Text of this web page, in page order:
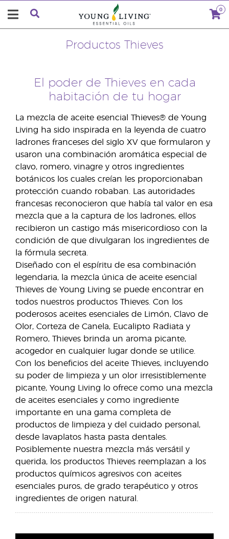
0
Productos Thieves
El poder de Thieves en cada
habitación de tu hogar
La mezcla de aceite esencial Thieves® de Young
Living ha sido inspirada en la leyenda de cuatro
ladrones franceses del siglo XV que formularon y
usaron una combinación aromática especial de
clavo, romero, vinagre y otros ingredientes
botánicos los cuales creían les proporcionaban
protección cuando robaban. Las autoridades
francesas reconocieron que había tal valor en esa
mezcla que a la captura de los ladrones, ellos
recibieron un castigo más misericordioso con la
condición de que divulgaran los ingredientes de
la fórmula secreta.
Diseñado con el espíritu de esa combinación
legendaria, la mezcla única de aceite esencial
Thieves de Young Living se puede encontrar en
todos nuestros productos Thieves. Con los
poderosos aceites esenciales de Limón, Clavo de
Olor, Corteza de Canela, Eucalipto Radiata y
Romero, Thieves brinda un aroma picante,
acogedor en cualquier lugar donde se utilice.
Con los beneficios del aceite Thieves, incluyendo
su poder de limpieza y un olor irresistiblemente
picante, Young Living lo ofrece como una mezcla
de aceites esenciales y como ingrediente
importante en una gama completa de
productos de limpieza y del cuidado personal,
desde lavaplatos hasta pasta dentales.
Posiblemente nuestra mezcla más versátil y
querida, los productos Thieves reemplazan a los
productos químicos agresivos con aceites
esenciales puros, de grado terapéutico y otros
ingredientes de origen natural.